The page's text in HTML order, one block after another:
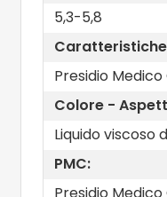
5,3-5,8
Presidio
Colore -
Liquido viscoso
PMC: